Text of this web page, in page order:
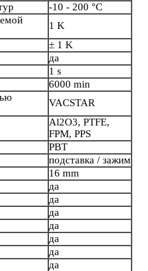
-10 - 200 °C
1 K
± 1 K
да
1 s
6000 min
VACSTAR
Al2O3, PTFE,
FPM, PPS
PBT
подставка / зажим
16 mm
да
да
да
да
да
да
да